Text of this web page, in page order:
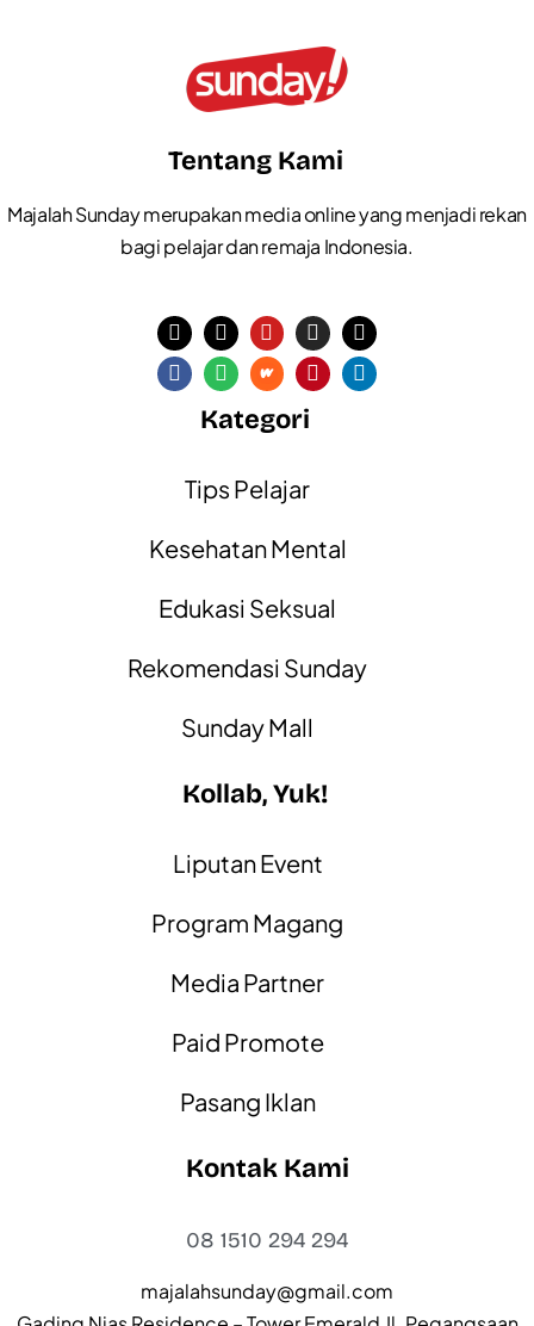
Tentang Kami
Majalah Sunday merupakan media online yang menjadi rekan
bagi pelajar dan remaja Indonesia.
Kategori
Tips Pelajar
Kesehatan Mental
Edukasi Seksual
Rekomendasi Sunday
Sunday Mall
Kollab, Yuk!
Liputan Event
Program Magang
Media Partner
Paid Promote
Pasang Iklan
Kontak Kami
08 1510 294 294
majalahsunday@gmail.com